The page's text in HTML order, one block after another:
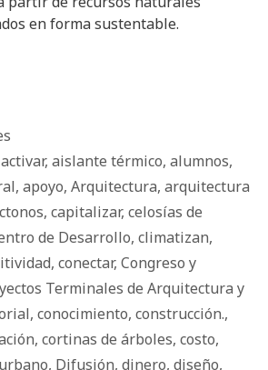
en forma sustentable.
activar, aislante térmico, alumnos,
, apoyo, Arquitectura, arquitectura
, capitalizar, celosías de
de Desarrollo, climatizan,
, conectar, Congreso y
Terminales de Arquitectura y
, conocimiento, construcción.,
, cortinas de árboles, costo,
, Difusión, dinero, diseño,